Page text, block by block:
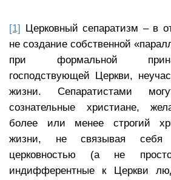
[1] Церковный сепаратизм – в
не создание собственной
при формальной
господствующей Церкви,
жизни. Сепаратистами
сознательные христиане,
более или менее строгий
жизни, не связывая себя
церковностью (а не
индифферентные к Церкви